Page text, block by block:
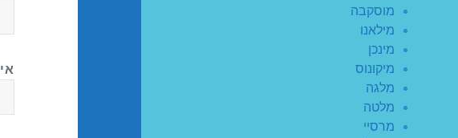
מוסקבה
מילאנו
מינכן
מיקונוס
מלגה
מלטה
מרסיי